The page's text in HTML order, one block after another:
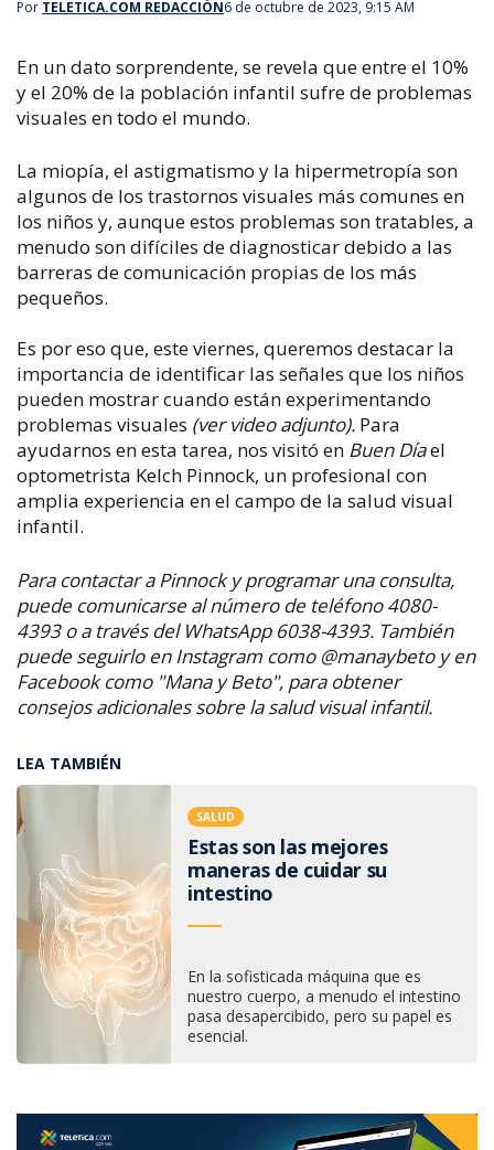
Por TELETICA.COM REDACCIÓN6 de octubre de 2023, 9:15 AM
En un dato sorprendente, se revela que entre el 10%
y el 20% de la población infantil sufre de problemas
visuales en todo el mundo.
La miopía, el astigmatismo y la hipermetropía son
algunos de los trastornos visuales más comunes en
los niños y, aunque estos problemas son tratables, a
menudo son difíciles de diagnosticar debido a las
barreras de comunicación propias de los más
pequeños.
Es por eso que, este viernes, queremos destacar la
importancia de identificar las señales que los niños
pueden mostrar cuando están experimentando
problemas visuales (ver video adjunto). Para
ayudarnos en esta tarea, nos visitó en Buen Díael
optometrista Kelch Pinnock, un profesional con
amplia experiencia en el campo de la salud visual
infantil.
Para contactar a Pinnock y programar una consulta,
puede comunicarse al número de teléfono 4080-
4393 o a través del WhatsApp 6038-4393. También
puede seguirlo en Instagram como @manaybeto y en
Facebook como "Mana y Beto", para obtener
consejos adicionales sobre la salud visual infantil.
LEA TAMBIÉN
SALUD
Estas son las mejores
maneras de cuidar su
intestino
En la sofisticada máquina que es
nuestro cuerpo, a menudo el intestino
pasa desapercibido, pero su papel es
esencial.